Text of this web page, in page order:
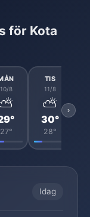
för Kota
10/8
27°
TIS
11/8
⛅
30°
28°
›
Idag